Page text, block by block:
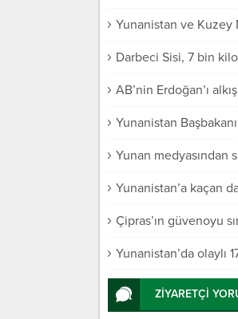
Yunanistan ve Kuzey
Darbeci Sisi, 7 bin
AB’nin Erdoğan’ı
Yunanistan
Yunan medyasından
Yunanistan’a kaçan
Çipras’ın güvenoyu
Yunanistan’da olaylı
ZİYARETÇİ